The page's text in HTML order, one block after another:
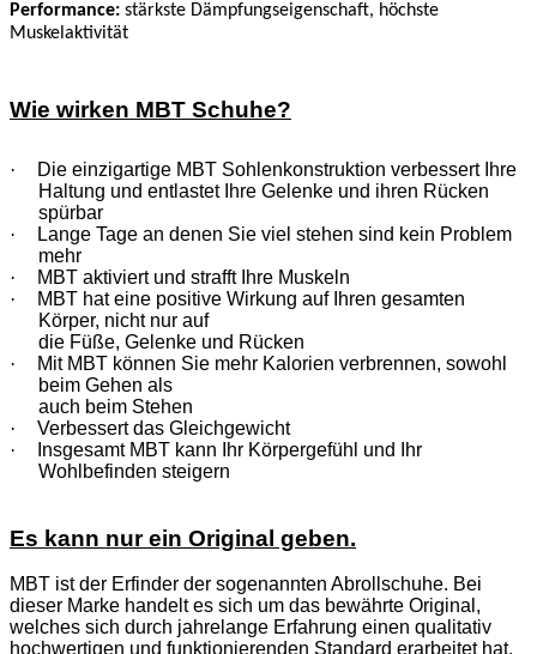
Performance: stärkste Dämpfungseigenschaft, höchste
Muskelaktivität
Wie wirken MBT Schuhe?
·
Die einzigartige MBT Sohlenkonstruktion verbessert Ihre
Haltung und entlastet Ihre Gelenke und ihren Rücken
spürbar
·
Lange Tage an denen Sie viel stehen sind kein Problem
mehr
·
MBT aktiviert und strafft Ihre Muskeln
·
MBT hat eine positive Wirkung auf Ihren gesamten
Körper, nicht nur auf
die Füße, Gelenke und Rücken
·
Mit MBT können Sie mehr Kalorien verbrennen, sowohl
beim Gehen als
auch beim Stehen
·
Verbessert das Gleichgewicht
·
Insgesamt MBT kann Ihr Körpergefühl und Ihr
Wohlbefinden steigern
Es kann nur ein Original geben.
MBT ist der Erfinder der sogenannten Abrollschuhe. Bei
dieser Marke handelt es sich um das bewährte Original,
welches sich durch jahrelange Erfahrung einen qualitativ
hochwertigen und funktionierenden Standard erarbeitet hat.